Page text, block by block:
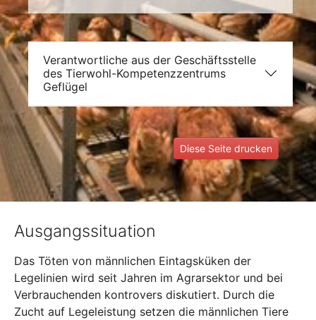
Verantwortliche aus der Geschäftsstelle
des Tierwohl-Kompetenzzentrums
Geflügel
Diese Seite drucken
Ausgangssituation
Das Töten von männlichen Eintagsküken der
Legelinien wird seit Jahren im Agrarsektor und bei
Verbrauchenden kontrovers diskutiert. Durch die
Zucht auf Legeleistung setzen die männlichen Tiere